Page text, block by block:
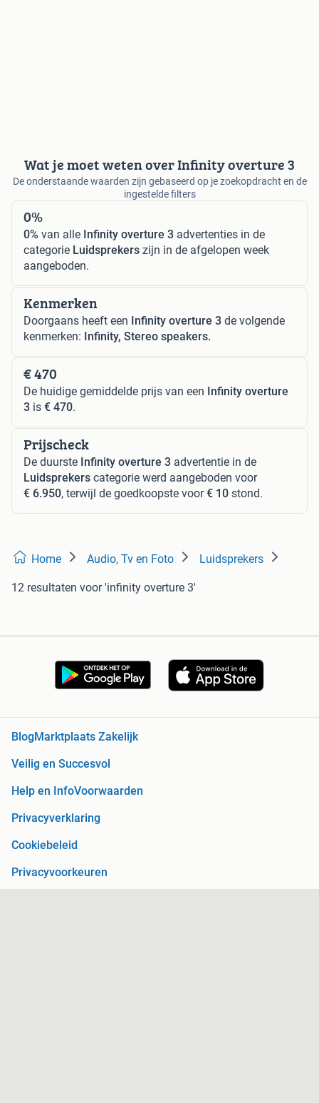
Wat je moet weten over Infinity overture 3
De onderstaande waarden zijn gebaseerd op je zoekopdracht en de
ingestelde filters
0%
0% van alle Infinity overture 3 advertenties in de
categorie Luidsprekers zijn in de afgelopen week
aangeboden.
Kenmerken
Doorgaans heeft een Infinity overture 3 de volgende
kenmerken: Infinity, Stereo speakers.
€ 470
De huidige gemiddelde prijs van een Infinity overture
3 is € 470.
Prijscheck
De duurste Infinity overture 3 advertentie in de
Luidsprekers categorie werd aangeboden voor
€ 6.950, terwijl de goedkoopste voor€ 10 stond.
Home Audio, Tv en Foto Luidsprekers
12 resultaten voor 'infinity overture 3'
BlogMarktplaats Zakelijk
Veilig en Succesvol
Help en InfoVoorwaarden
Privacyverklaring
Cookiebeleid
Privacyvoorkeuren